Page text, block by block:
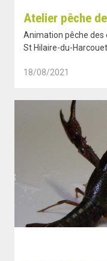
Atelier pêche
Animation pêche des
St Hilaire-du-Harcouet.
18/08/2021